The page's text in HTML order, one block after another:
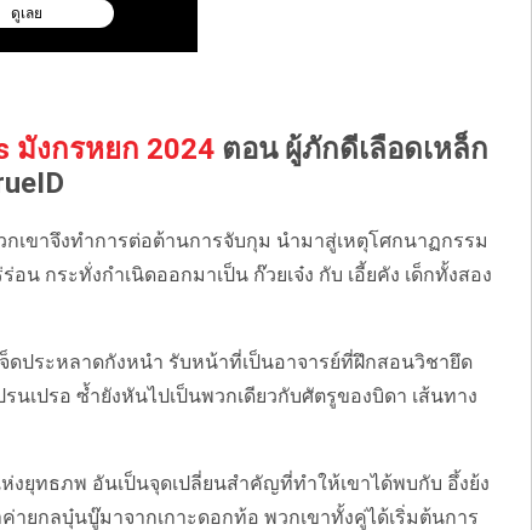
มังกรหยก 2024 ตอน ผู้ภักดีเลือดเหล็ก
เขาจึงทำการต่อต้านการจับกุม นำมาสู่เหตุโศกนาฏกรรม
น กระทั่งกำเนิดออกมาเป็น ก๊วยเจ๋ง กับ เอี้ยคัง เด็กทั้งสอง
ดประหลาดกังหนำ รับหน้าที่เป็นอาจารย์ที่ฝึกสอนวิชายึด
ปรอ ซ้ำยังหันไปเป็นพวกเดียวกับศัตรูของบิดา เส้นทาง
งยุทธภพ อันเป็นจุดเปลี่ยนสำคัญที่ทำให้เขาได้พบกับ อึ้งย้ง
ายกลบุ๋นบู๊มาจากเกาะดอกท้อ พวกเขาทั้งคู่ได้เริ่มต้นการ